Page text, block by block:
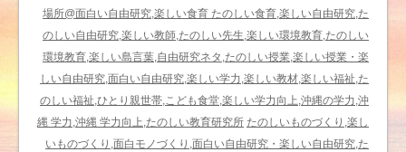
ど
も
マ
ル
シ
ェ
ク
場所@面白い自由研究,楽しい食育 たのしい食育,楽しい自由研究,た
のしい自由研究,楽しい教師,たのしい先生,楽しい環境教育,たのしい
環境教育,楽しい島言葉,自由研究ネタ,たのしい授業,楽しい授業・楽
しい自由研究,面白い自由研究,楽しい学力,楽しい教材,楽しい福祉,た
のしい福祉,ひとり親世帯,こども食堂,楽しい学力向上,沖縄の学力,沖
縄 学力,沖縄 学力向上,たのしい教育研究所 たのしいものづくり,楽し
いものづくり,面白モノづくり,面白い自由研究・楽しい自由研究,た